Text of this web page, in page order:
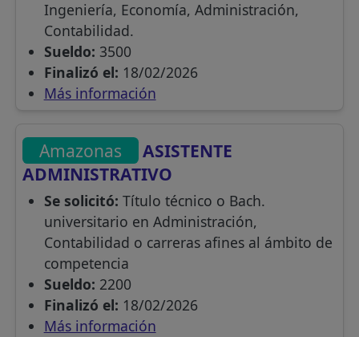
Ingeniería, Economía, Administración,
Contabilidad.
Sueldo: 3500
Finalizó el: 18/02/2026
Más información
Amazonas
ASISTENTE
ADMINISTRATIVO
Se solicitó: Título técnico o Bach.
universitario en Administración,
Contabilidad o carreras afines al ámbito de
competencia
Sueldo: 2200
Finalizó el: 18/02/2026
Más información